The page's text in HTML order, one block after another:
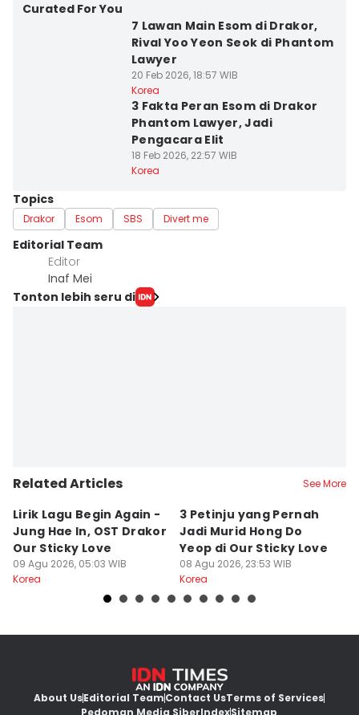
Curated For You
7 Lawan Main Esom di Drakor,
Rival Yoo Yeon Seok di Phantom
Lawyer
20 Feb 2026, 18:57 WIB
Korea
3 Fakta Peran Esom di Drakor
Phantom Lawyer, Jadi
Pengacara Elit
18 Feb 2026, 22:57 WIB
Korea
Topics
Drakor Esom SBS Divert me
Editorial Team
Editor
Inaf Mei
Tonton lebih seru di
Related Articles See More
Lirik Lagu Begin Again -
Jung Hae In, OST Drakor
Our Sticky Love
09 Agu 2026, 05:03 WIB
Korea
3 Petinju yang Pernah
Jadi Murid Hong Do
Yeop di Our Sticky Love
08 Agu 2026, 23:53 WIB
Korea
About UsEditorial TeamContact UsTerms of Services
Pedoman Media SiberIndexSitemap